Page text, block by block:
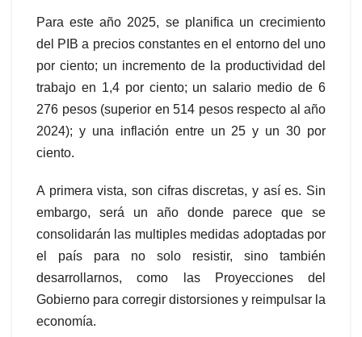
Para este año 2025, se planifica un crecimiento
del PIB a precios constantes en el entorno del uno
por ciento; un incremento de la productividad del
trabajo en 1,4 por ciento; un salario medio de 6
276 pesos (superior en 514 pesos respecto al año
2024); y una inflación entre un 25 y un 30 por
ciento.
A primera vista, son cifras discretas, y así es. Sin
embargo, será un año donde parece que se
consolidarán las multiples medidas adoptadas por
el país para no solo resistir, sino también
desarrollarnos, como las Proyecciones del
Gobierno para corregir distorsiones y reimpulsar la
economía.